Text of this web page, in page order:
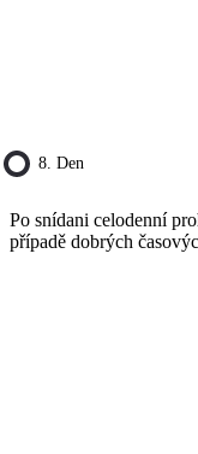
8. Den
Po snídani celodenní
případě dobrých